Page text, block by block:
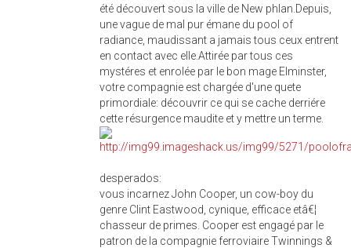
été découvert sous la ville de New phlan.Depuis,
une vague de mal pur émane du pool of
radiance, maudissant a jamais tous ceux entrent
en contact avec elle.Attirée par tous ces
mystéres et enrolée par le bon mage Elminster,
votre compagnie est chargée d'une quete
primordiale: découvrir ce qui se cache derriére
cette résurgence maudite et y mettre un terme.
desperados:
vous incarnez John Cooper, un cow-boy du
genre Clint Eastwood, cynique, efficace etâ€¦
chasseur de primes. Cooper est engagé par le
patron de la compagnie ferroviaire Twinnings &